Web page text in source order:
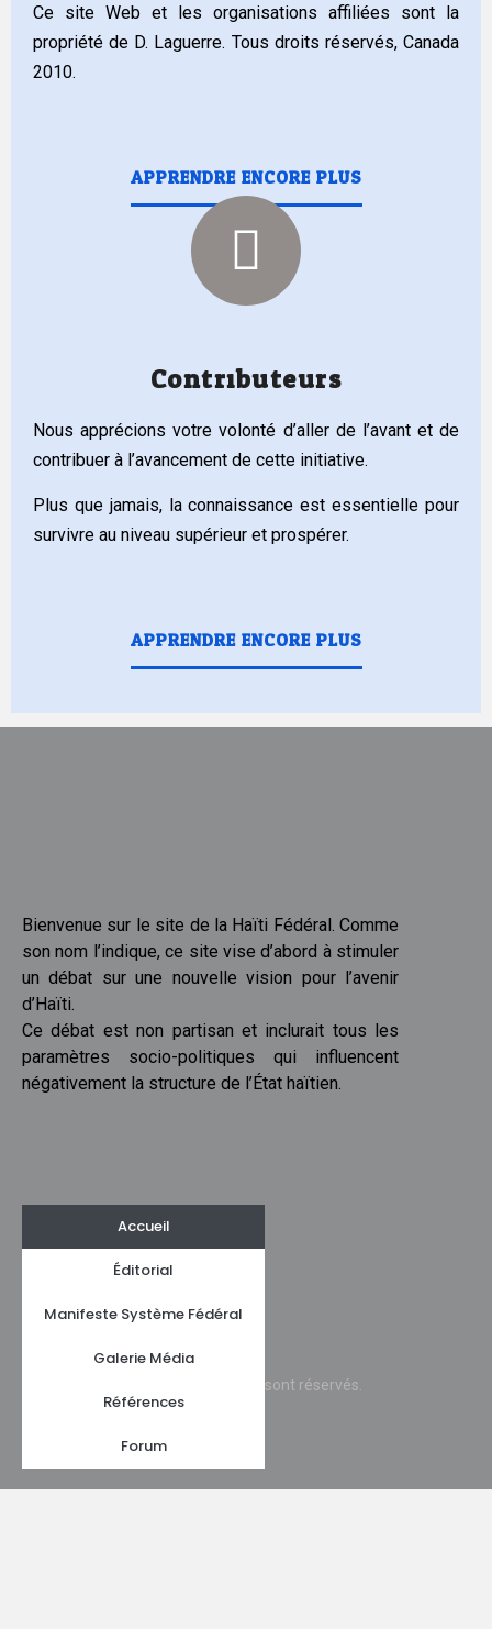
Ce site Web et les organisations affiliées sont la
propriété de D. Laguerre. Tous droits réservés, Canada
2010.
APPRENDRE ENCORE PLUS
Contributeurs
Nous apprécions votre volonté d’aller de l’avant et de
contribuer à l’avancement de cette initiative.
Plus que jamais, la connaissance est essentielle pour
survivre au niveau supérieur et prospérer.
APPRENDRE ENCORE PLUS
Bienvenue sur le site de la Haïti Fédéral. Comme
son nom l’indique, ce site vise d’abord à stimuler
un débat sur une nouvelle vision pour l’avenir
d’Haïti.
Ce débat est non partisan et inclurait tous les
paramètres socio-politiques qui influencent
négativement la structure de l’État haïtien.
Accueil
Éditorial
Manifeste Système Fédéral
Galerie Média
Références
Forum
© 2010 D. Laguerre. Tous les droits sont réservés.